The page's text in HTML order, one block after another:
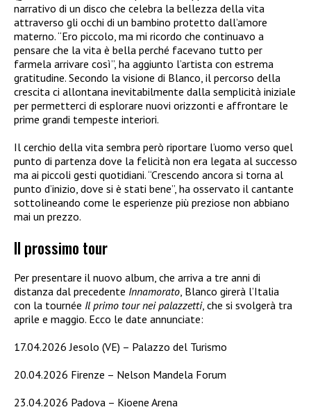
narrativo di un disco che celebra la bellezza della vita
attraverso gli occhi di un bambino protetto dall’amore
materno. “Ero piccolo, ma mi ricordo che continuavo a
pensare che la vita è bella perché facevano tutto per
farmela arrivare così”, ha aggiunto l’artista con estrema
gratitudine. Secondo la visione di Blanco, il percorso della
crescita ci allontana inevitabilmente dalla semplicità iniziale
per permetterci di esplorare nuovi orizzonti e affrontare le
prime grandi tempeste interiori.
Il cerchio della vita sembra però riportare l’uomo verso quel
punto di partenza dove la felicità non era legata al successo
ma ai piccoli gesti quotidiani. “Crescendo ancora si torna al
punto d’inizio, dove si è stati bene”, ha osservato il cantante
sottolineando come le esperienze più preziose non abbiano
mai un prezzo.
Il prossimo tour
Per presentare il nuovo album, che arriva a tre anni di
distanza dal precedente Innamorato , Blanco girerà l’Italia
con la tournée Il primo tour nei palazzetti, che si svolgerà tra
aprile e maggio. Ecco le date annunciate:
17.04.2026 Jesolo (VE) – Palazzo del Turismo
20.04.2026 Firenze – Nelson Mandela Forum
23.04.2026 Padova – Kioene Arena